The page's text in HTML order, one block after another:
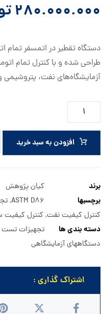
۲۸۰.۰۰۰.۰۰۰
طراحی شده و با کنترل تمام
آزمایشگاه‌های نفت،
افزودن به سبد خرید
برند
کیان پژوهش
برچسبها
ASTM D86
,
کنترل کیفیت نفت, کنترل
دسته بندی ها
تجهیزات
دستگاههای آزمایشگاهی